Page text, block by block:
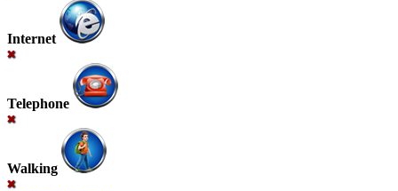
Internet
Telephone
Walking